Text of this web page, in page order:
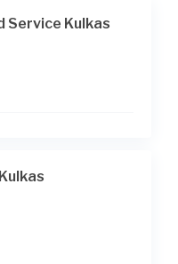
+ Rp3.850 (biaya
Service Kulkas